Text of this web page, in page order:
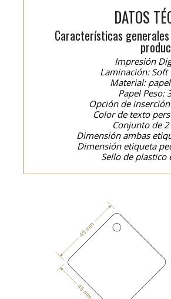
DATOS
Características
Impresión
Laminación: Soft
Material:
Papel Peso:
Opción de
Color de texto
Conjunto de
Dimensión ambas
Dimensión etiqueta
Sello de plastico